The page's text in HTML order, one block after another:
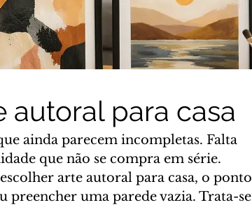
autoral para casa
ainda parecem incompletas. Falta
que não se compra em série.
arte autoral para casa, o ponto
preencher uma parede vazia. Trata-se